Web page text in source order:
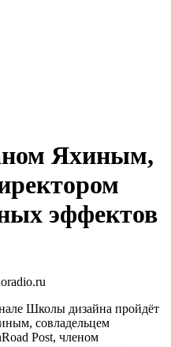
Яхиным,
эффектов
Школы дизайна пройдёт
совладельцем
Post, членом